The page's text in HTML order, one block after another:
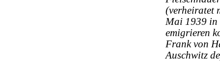
(verheiratet
Mai 1939 in
emigrieren
Frank von
Auschwitz